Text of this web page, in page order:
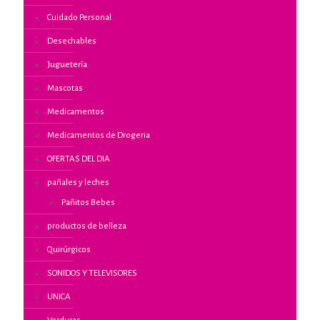
Cuidado Personal
Desechables
Juguetería
Mascotas
Medicamentos
Medicamentos de Drogeria
OFERTAS DEL DIA
pañales y leches
Pañitos Bebes
productos de belleza
Quirúrgicos
SONIDOS Y TELEVISORES
UNICA